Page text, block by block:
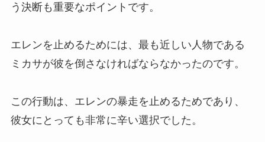
う決断も重要なポイントです。
エレンを止めるためには、最も近しい人物である
ミカサが彼を倒さなければならなかったのです。
この行動は、エレンの暴走を止めるためであり、
彼女にとっても非常に辛い選択でした。